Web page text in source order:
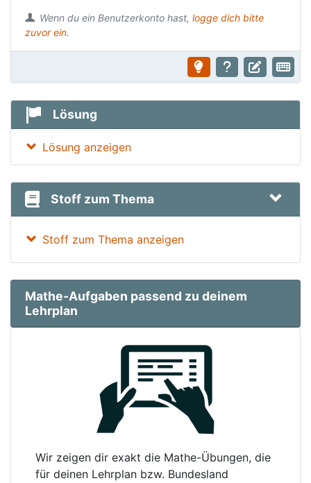
Wenn du ein Benutzerkonto hast, logge dich bitte
zuvor ein.
Lösung
Lösung anzeigen
Stoff zum Thema
Stoff zum Thema anzeigen
Mathe-Aufgaben passend zu deinem
Lehrplan
Wir zeigen dir exakt die Mathe-Übungen, die
für deinen Lehrplan bzw. Bundesland